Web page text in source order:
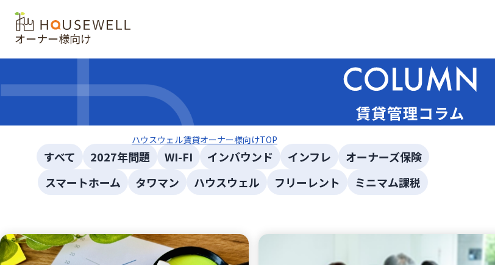
オーナー様向け
ハウスウェル賃貸オーナー様向けTOP
すべて 2027年問題 WI-FI インバウンド インフレ
オーナーズ保険
スマートホーム
タワマン ハウスウェル フリーレント ミニマム課税